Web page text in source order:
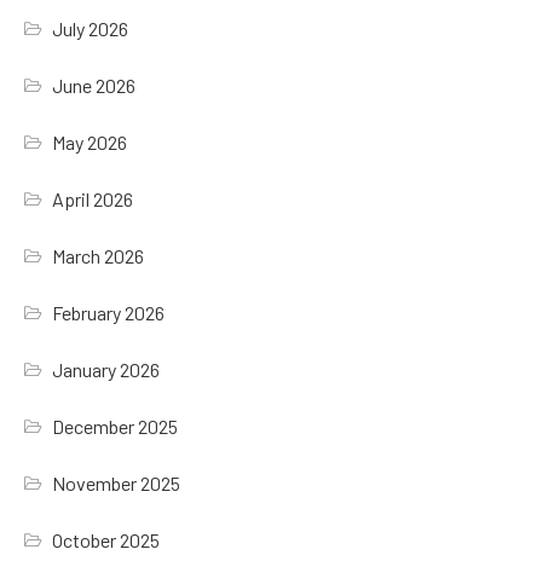
July 2026
June 2026
May 2026
April 2026
March 2026
February 2026
January 2026
December 2025
November 2025
October 2025